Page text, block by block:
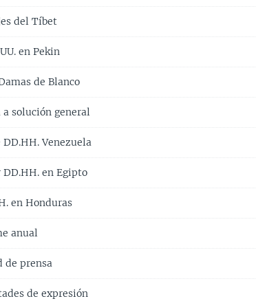
del Tíbet
en Pekin
de Blanco
solución general
Venezuela
DD.HH. en Egipto
en Honduras
anual
de prensa
de expresión